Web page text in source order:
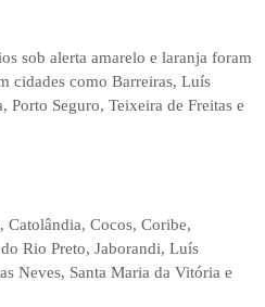
sob alerta amarelo e laranja foram
cidades como Barreiras, Luís
Porto Seguro, Teixeira de Freitas e
Cocos, Coribe,
Rio Preto, Jaborandi, Luís
Neves, Santa Maria da Vitória e